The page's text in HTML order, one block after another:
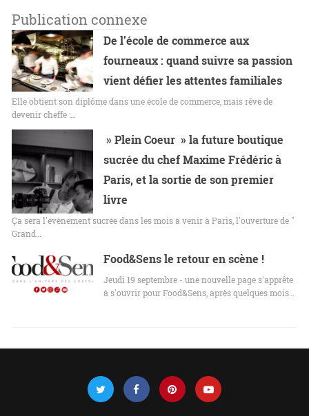
Publication connexe
De l’école de commerce aux
fourneaux : quand suivre sa passion
vient défier les attentes familiales
Elle obtient son diplôme dans une école de commerce, mais rêve de
devenir cheffe :…
» Plein Coeur » la future boutique
sucrée du chef Maxime Frédéric à
Paris, et la sortie de son premier
livre
Ça sera l'évènement sucrée dans les mois à venir à Paris, l'ouverture de "
Grand…
Food&Sens le retour en scène !
Jeudi 19 septembre - une nouvelle page s'apprête
à s'ouvrir pour Food&Sens, après quelques mois…